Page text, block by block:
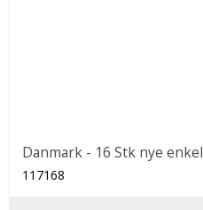
Danmark - 16 Stk nye
117168